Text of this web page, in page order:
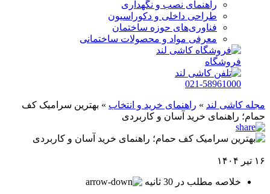
راهنمای نصب و نگهداری
طراحی داخلی و دکوراسیون
فناوری‌های حوزه ساختمان
معرفی مواد و محصولات ساختمانی
فروشگاه
021-58961000
مجله کاشی لند » راهنمای خرید و انتخاب » بهترین سرامیک کف
حمام؛ راهنمای خرید آسان و کاربردی
۱۶ تیر ۱۴۰۴
خلاصه مطلب در 30 ثانیه